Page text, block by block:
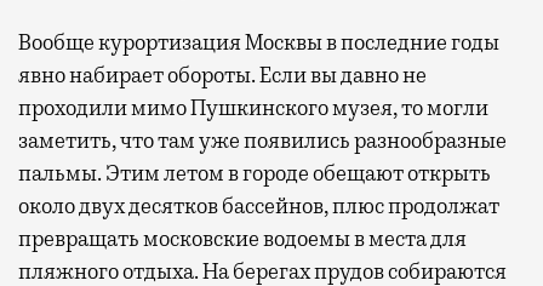
Вообще курортизация Москвы в последние годы
явно набирает обороты. Если вы давно не
проходили мимо Пушкинского музея, то могли
заметить, что там уже появились разнообразные
пальмы. Этим летом в городе обещают открыть
около двух десятков бассейнов, плюс продолжат
превращать московские водоемы в места для
пляжного отдыха. На берегах прудов собираются